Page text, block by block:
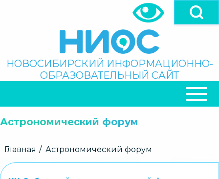
Поиск
НОВОСИБИРСКИЙ ИНФОРМАЦИОННО-
ОБРАЗОВАТЕЛЬНЫЙ САЙТ
НАВИГАЦИЯ
Астрономический форум
Строка
Главная Астрономический форум